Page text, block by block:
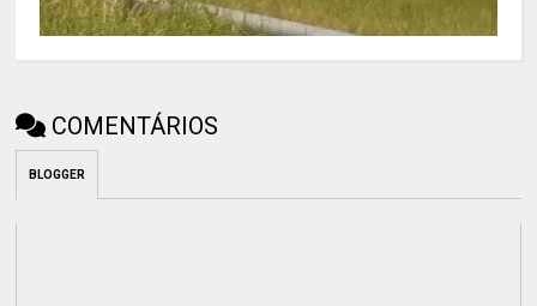
COMENTÁRIOS
BLOGGER